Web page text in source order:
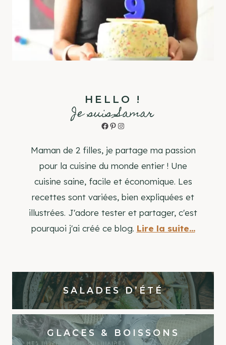
HELLO !
Je suis Samar
Facebook
Pinterest
Instagram
Maman de 2 filles, je partage ma passion
pour la cuisine du monde entier ! Une
cuisine saine, facile et économique. Les
recettes sont variées, bien expliquées et
illustrées. J'adore tester et partager, c'est
pourquoi j'ai créé ce blog. Lire la suite...
SALADES D’ÉTÉ
GLACES & BOISSONS